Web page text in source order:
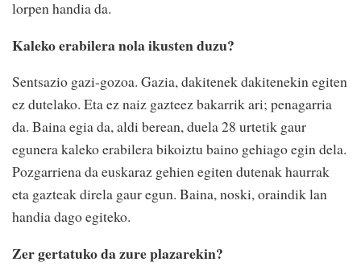
lorpen handia da.
Kaleko erabilera nola ikusten duzu?
Sentsazio gazi-gozoa. Gazia, dakitenek dakitenekin egiten
ez dutelako. Eta ez naiz gazteez bakarrik ari; penagarria
da. Baina egia da, aldi berean, duela 28 urtetik gaur
egunera kaleko erabilera bikoiztu baino gehiago egin dela.
Pozgarriena da euskaraz gehien egiten dutenak haurrak
eta gazteak direla gaur egun. Baina, noski, oraindik lan
handia dago egiteko.
Zer gertatuko da zure plazarekin?